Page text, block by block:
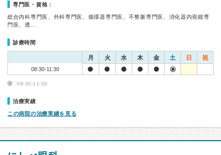
専門医・資格：
総合内科専門医、外科専門医、循環器専門医、不整脈専門医、消化器内視鏡専
門医、透…
診療時間
月 火 水 木 金 土 日 祝
08:30-11:30
08:30-11:00
治療実績
この病院の治療実績を見る